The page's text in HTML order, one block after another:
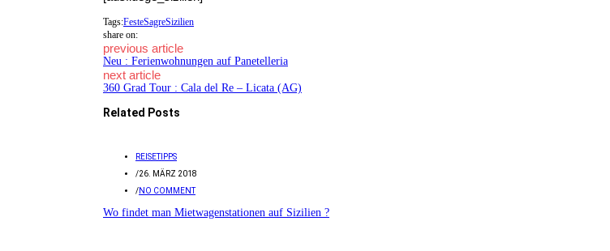
Tags:FesteSagreSizilien
share on:
previous article
Neu : Ferienwohnungen auf Panetelleria
next article
360 Grad Tour : Cala del Re – Licata (AG)
Related Posts
REISETIPPS
/26. MÄRZ 2018
/NO COMMENT
Wo findet man Mietwagenstationen auf Sizilien ?